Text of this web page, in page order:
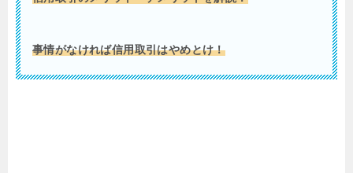
事情がなければ信用取引はやめとけ！